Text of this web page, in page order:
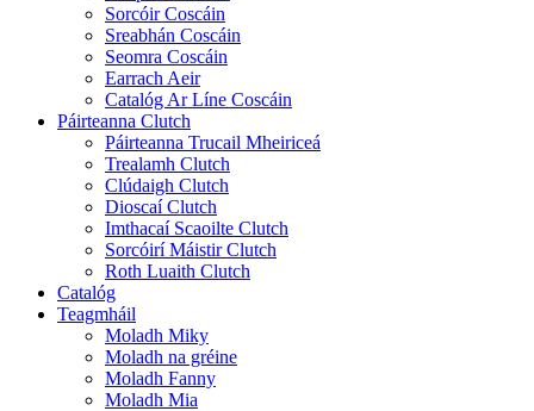
Sorcóir Coscáin
Sreabhán Coscáin
Seomra Coscáin
Earrach Aeir
Catalóg Ar Líne Coscáin
Páirteanna Clutch
Páirteanna Trucail Mheiriceá
Trealamh Clutch
Clúdaigh Clutch
Dioscaí Clutch
Imthacaí Scaoilte Clutch
Sorcóirí Máistir Clutch
Roth Luaith Clutch
Catalóg
Teagmháil
Moladh Miky
Moladh na gréine
Moladh Fanny
Moladh Mia